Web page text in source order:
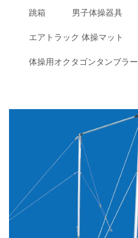
跳箱 男子体操器具
エアトラック 体操マット
体操用オクタゴンタンブラー